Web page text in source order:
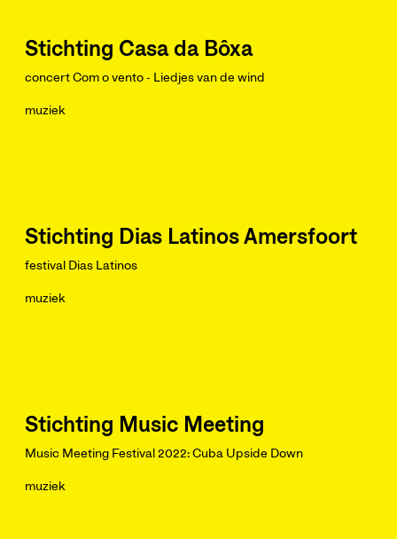
Stichting Casa da Bôxa
concert Com o vento - Liedjes van de wind
muziek
Stichting Dias Latinos Amersfoort
festival Dias Latinos
muziek
Stichting Music Meeting
Music Meeting Festival 2022: Cuba Upside Down
muziek